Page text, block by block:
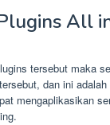
All
tersebut maka
dan ini
mengaplikasikan